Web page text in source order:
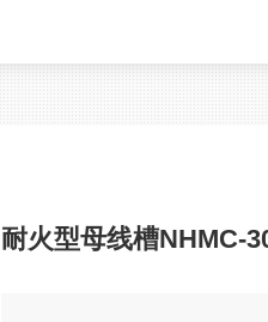
耐火型母线槽NHMC-